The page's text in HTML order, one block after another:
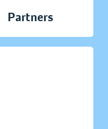
Partners